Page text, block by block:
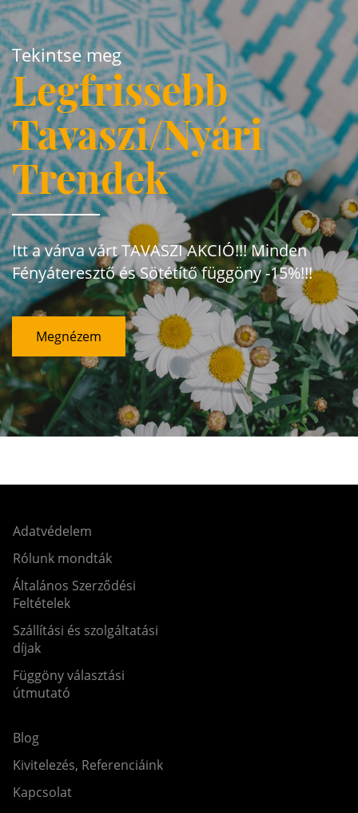
Tekintse meg
Legfrissebb
Tavaszi/Nyári
Trendek
Itt a várva várt TAVASZI AKCIÓ!!! Minden
Fényáteresztő és Sötétítő függöny -15%!!!
Megnézem
Adatvédelem
Rólunk mondták
Általános Szerződési
Feltételek
Szállítási és szolgáltatási
díjak
Függöny választási
útmutató
Blog
Kivitelezés, Referenciáink
Kapcsolat